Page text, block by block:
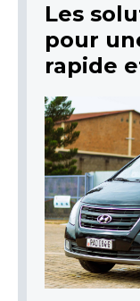
Les
pour
rapide